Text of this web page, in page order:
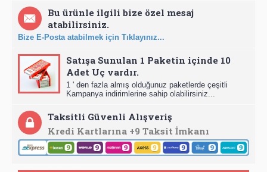
Bu ürünle ilgili bize özel mesaj
atabilirsiniz.
Bize E-Posta atabilmek için Tıklayınız...
Satışa Sunulan 1 Paketin içinde 10
Adet Uç vardır.
1 ' den fazla almış olduğunuz paketlerde çeşitli
Kampanya indirimlerine sahip olabilirsiniz...
Taksitli Güvenli Alışveriş
Kredi Kartlarına +9 Taksit İmkanı